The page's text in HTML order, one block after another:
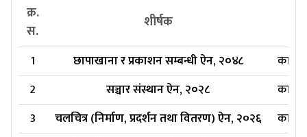
क्र.
स.
शीर्षक
1 छापाखाना र प्रकाशन सम्बन्धी ऐन, २०४८
2
सञ्चार संस्थान ऐन, २०२८
3
चलचित्र (निर्माण, प्रदर्शन तथा वितरण) ऐन, २०२६